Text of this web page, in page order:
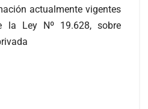
actualmente vigentes
Ley Nº 19.628, sobre